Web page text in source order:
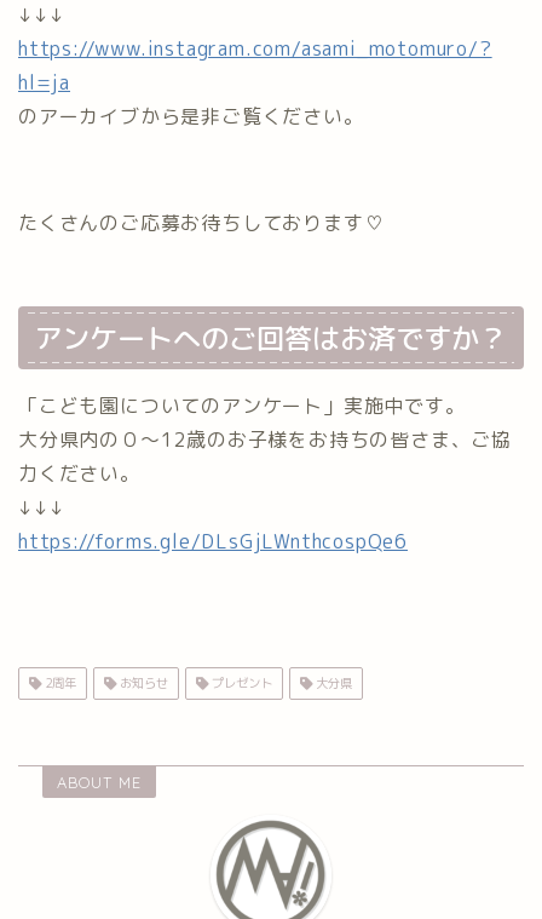
↓↓↓
https://www.instagram.com/asami_motomuro/?
hl=ja
のアーカイブから是非ご覧ください。
たくさんのご応募お待ちしております♡⁡
アンケートへのご回答はお済ですか？
「こども園についてのアンケート」実施中です。
大分県内の０～12歳のお子様をお持ちの皆さま、ご協
力ください。
↓↓↓
https://forms.gle/DLsGjLWnthcospQe6
2周年 お知らせ プレゼント 大分県
ABOUT ME